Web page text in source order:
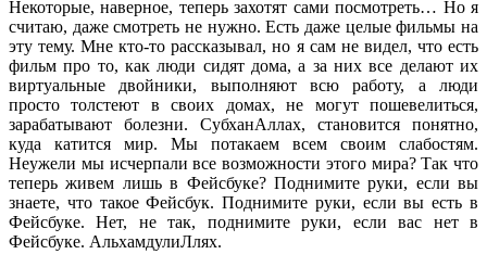
Некоторые, наверное, теперь захотят сами посмотреть… Но я
считаю, даже смотреть не нужно. Есть даже целые фильмы на
эту тему. Мне кто-то рассказывал, но я сам не видел, что есть
фильм про то, как люди сидят дома, а за них все делают их
виртуальные двойники, выполняют всю работу, а люди
просто толстеют в своих домах, не могут пошевелиться,
зарабатывают болезни. СубханАллах, становится понятно,
куда катится мир. Мы потакаем всем своим слабостям.
Неужели мы исчерпали все возможности этого мира? Так что
теперь живем лишь в Фейсбуке? Поднимите руки, если вы
знаете, что такое Фейсбук. Поднимите руки, если вы есть в
Фейсбуке. Нет, не так, поднимите руки, если вас нет в
Фейсбуке. АльхамдулиЛлях.